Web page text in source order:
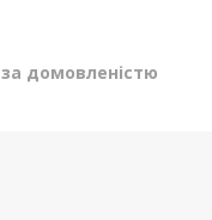
за домовленістю